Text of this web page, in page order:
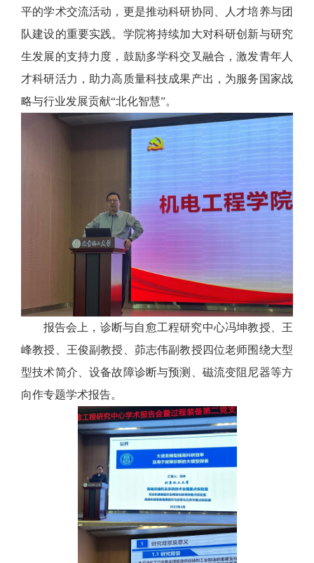
平的学术交流活动，更是推动科研协同、人才培养与团
队建设的重要实践。学院将持续加大对科研创新与研究
生发展的支持力度，鼓励多学科交叉融合，激发青年人
才科研活力，助力高质量科技成果产出，为服务国家战
略与行业发展贡献“北化智慧”。
报告会上，诊断与自愈工程研究中心冯坤教授、王
峰教授、王俊副教授、茆志伟副教授四位老师围绕大型
型技术简介、设备故障诊断与预测、磁流变阻尼器等方
向作专题学术报告。